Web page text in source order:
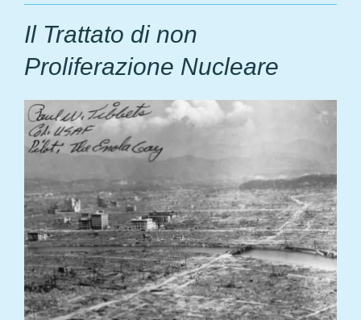
Il Trattato di non
Proliferazione Nucleare